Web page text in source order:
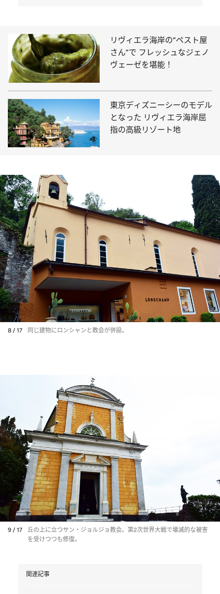
リヴィエラ海岸の“ペスト屋
さん”で フレッシュなジェノ
ヴェーゼを堪能！
東京ディズニーシーのモデル
となった リヴィエラ海岸屈
指の高級リゾート地
8 / 17 同じ建物にロンシャンと教会が併設。
9 / 17
丘の上に立つサン・ジョルジョ教会。第2次世界大戦で壊滅的な被害
を受けつつも修復。
関連記事